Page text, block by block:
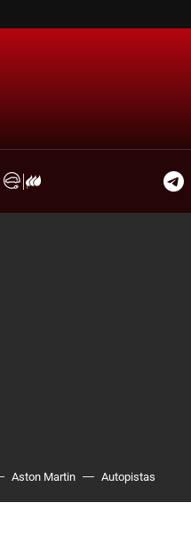
Aston Martin Autopistas